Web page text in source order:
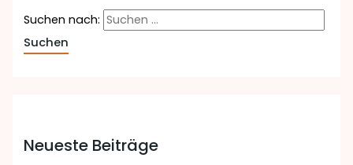
Suchen nach:
Neueste Beiträge